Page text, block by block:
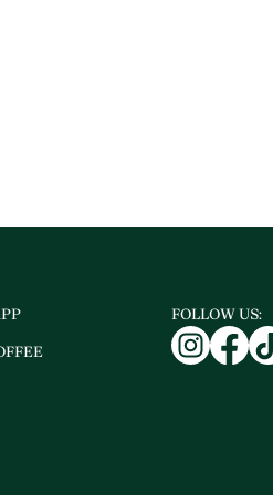
FOLLOW US: